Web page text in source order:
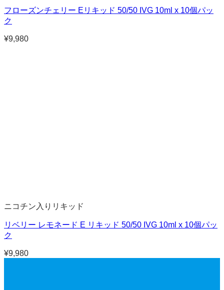
フローズンチェリー Eリキッド 50/50 IVG 10ml x 10個パッ
ク
¥9,980
ニコチン入りリキッド
リベリー レモネード E リキッド 50/50 IVG 10ml x 10個パッ
ク
¥9,980